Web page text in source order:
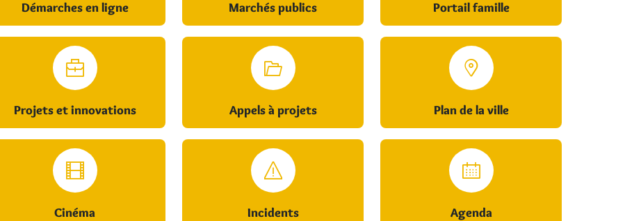
Démarches en ligne Marchés publics Portail famille
Projets et innovations Appels à projets Plan de la ville
Cinéma Incidents Agenda